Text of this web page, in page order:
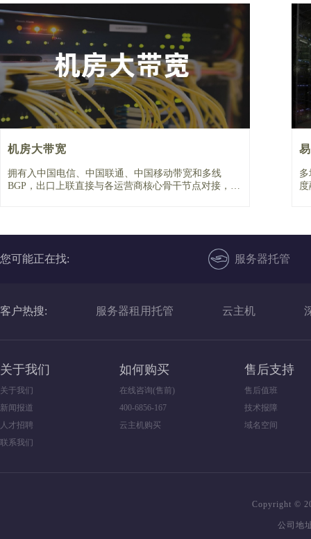
机房大带宽
拥有入中国电信、中国联通、中国移动带宽和多线
BGP，出口上联直接与各运营商核心骨干节点对接，一
您可能正在找: 服务器托管
客户热搜: 服务器租用托管 云主机
关于我们
关于我们
新闻报道
人才招聘
联系我们
如何购买
在线咨询(售前)
400-6856-167
云主机购买
售后支持
售后值班
技术报障
域名空间
Copyright ©
公司地